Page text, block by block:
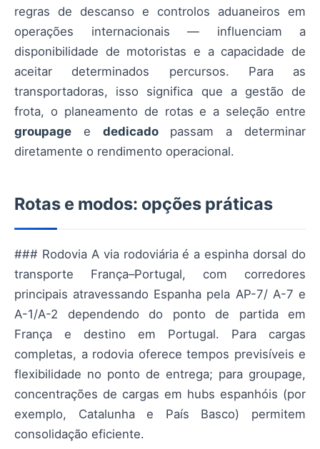
regras de descanso e controlos aduaneiros em
operações internacionais — influenciam a
disponibilidade de motoristas e a capacidade de
aceitar determinados percursos. Para as
transportadoras, isso significa que a gestão de
frota, o planeamento de rotas e a seleção entre
groupage e dedicadopassam a determinar
diretamente o rendimento operacional.
Rotas e modos: opções práticas
### Rodovia A via rodoviária é a espinha dorsal do
transporte França–Portugal, com corredores
principais atravessando Espanha pela AP-7/ A-7 e
A-1/A-2 dependendo do ponto de partida em
França e destino em Portugal. Para cargas
completas, a rodovia oferece tempos previsíveis e
flexibilidade no ponto de entrega; para groupage,
concentrações de cargas em hubs espanhóis (por
exemplo, Catalunha e País Basco) permitem
consolidação eficiente.